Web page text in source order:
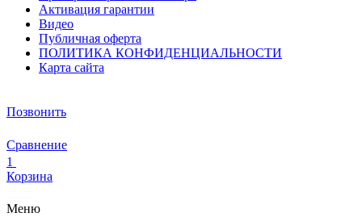
Активация гарантии
Видео
Публичная оферта
ПОЛИТИКА КОНФИДЕНЦИАЛЬНОСТИ
Карта сайта
Позвонить
Сравнение
1
Корзина
Меню